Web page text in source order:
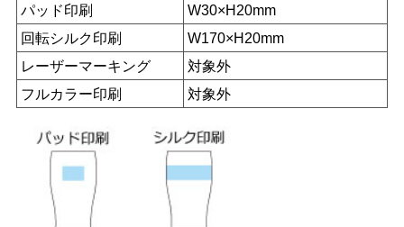
パッド印刷
W30×H20mm
回転シルク印刷
W170×H20mm
レーザーマーキング
対象外
フルカラー印刷
対象外